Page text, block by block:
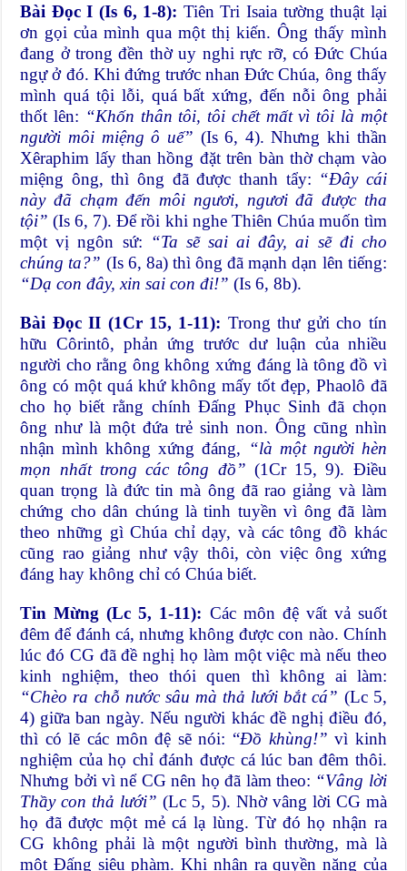
Bài Đọc I (Is 6, 1-8): Tiên Tri Isaia tường thuật lại
ơn gọi của mình qua một thị kiến. Ông thấy mình
đang ở trong đền thờ uy nghi rực rỡ, có Đức Chúa
ngự ở đó. Khi đứng trước nhan Đức Chúa, ông thấy
mình quá tội lỗi, quá bất xứng, đến nỗi ông phải
thốt lên: “Khốn thân tôi, tôi chết mất vì tôi là một
người môi miệng ô uế” (Is 6, 4). Nhưng khi thần
Xêraphim lấy than hồng đặt trên bàn thờ chạm vào
miệng ông, thì ông đã được thanh tẩy: “Đây cái
này đã chạm đến môi ngươi, ngươi đã được tha
tội” (Is 6, 7). Để rồi khi nghe Thiên Chúa muốn tìm
một vị ngôn sứ: “Ta sẽ sai ai đây, ai sẽ đi cho
chúng ta?” (Is 6, 8a) thì ông đã mạnh dạn lên tiếng:
“Dạ con đây, xin sai con đi!” (Is 6, 8b).
Bài Đọc II (1Cr 15, 1-11): Trong thư gửi cho tín
hữu Côrintô, phản ứng trước dư luận của nhiều
người cho rằng ông không xứng đáng là tông đồ vì
ông có một quá khứ không mấy tốt đẹp, Phaolô đã
cho họ biết rằng chính Đấng Phục Sinh đã chọn
ông như là một đứa trẻ sinh non. Ông cũng nhìn
nhận mình không xứng đáng, “là một người hèn
mọn nhất trong các tông đồ” (1Cr 15, 9). Điều
quan trọng là đức tin mà ông đã rao giảng và làm
chứng cho dân chúng là tinh tuyền vì ông đã làm
theo những gì Chúa chỉ dạy, và các tông đồ khác
cũng rao giảng như vậy thôi, còn việc ông xứng
đáng hay không chỉ có Chúa biết.
Tin Mừng (Lc 5, 1-11): Các môn đệ vất vả suốt
đêm để đánh cá, nhưng không được con nào. Chính
lúc đó CG đã đề nghị họ làm một việc mà nếu theo
kinh nghiệm, theo thói quen thì không ai làm:
“Chèo ra chỗ nước sâu mà thả lưới bắt cá” (Lc 5,
4) giữa ban ngày. Nếu người khác đề nghị điều đó,
thì có lẽ các môn đệ sẽ nói: “Đồ khùng!” vì kinh
nghiệm của họ chỉ đánh được cá lúc ban đêm thôi.
Nhưng bởi vì nể CG nên họ đã làm theo: “Vâng lời
Thầy con thả lưới” (Lc 5, 5). Nhờ vâng lời CG mà
họ đã được một mẻ cá lạ lùng. Từ đó họ nhận ra
CG không phải là một người bình thường, mà là
một Đấng siêu phàm. Khi nhận ra quyền năng của